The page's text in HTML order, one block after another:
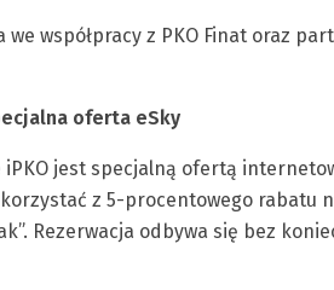
we współpracy z PKO Finat oraz
oferta eSky
iPKO jest specjalną ofertą
z 5-procentowego rabatu
Rezerwacja odbywa się bez